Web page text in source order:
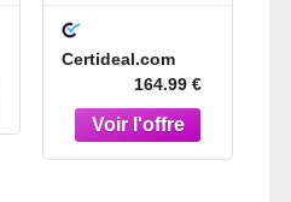
Certideal.com
164.99 €